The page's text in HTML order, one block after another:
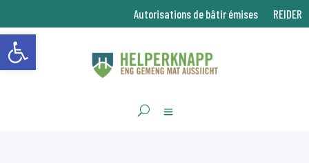
Ouvrir la barre d’outils
Autorisations de bâtir émises REIDER